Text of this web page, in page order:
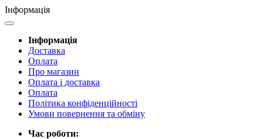
Інформація
Інформація
Доставка
Оплата
Про магазин
Оплата і доставка
Оплата
Політика конфіденційності
Умови повернення та обміну
Час роботи: